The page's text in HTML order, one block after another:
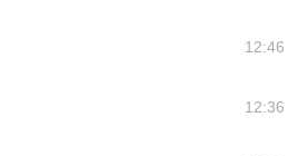
12:46
12:36